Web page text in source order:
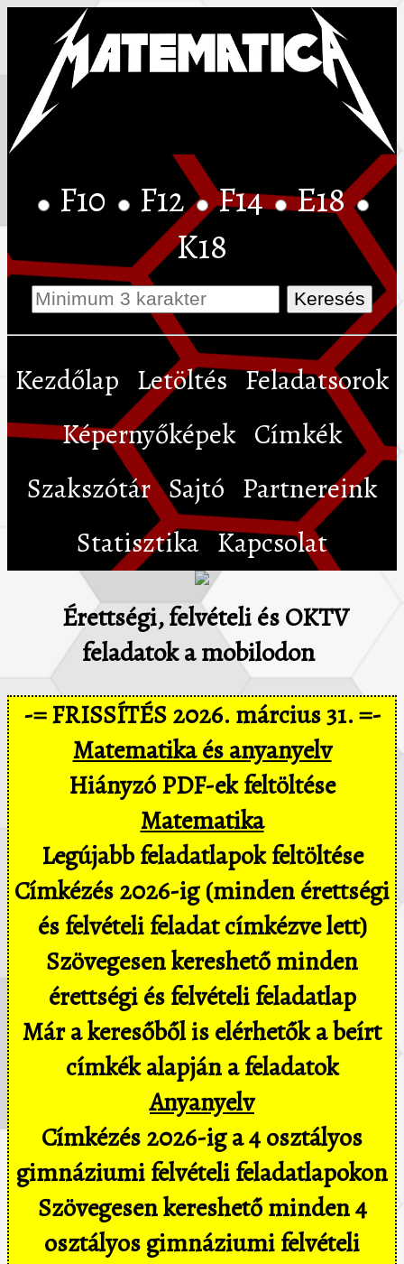
F10 F12 F14 E18
K18
Kezdőlap Letöltés Feladatsorok
Képernyőképek Címkék
Szakszótár Sajtó Partnereink
Statisztika Kapcsolat
Érettségi, felvételi és OKTV
feladatok a mobilodon
-= FRISSÍTÉS 2026. március 31. =-
Matematika és anyanyelv
Hiányzó PDF-ek feltöltése
Matematika
Legújabb feladatlapok feltöltése
Címkézés 2026-ig (minden érettségi
és felvételi feladat címkézve lett)
Szövegesen kereshető minden
érettségi és felvételi feladatlap
Már a keresőből is elérhetők a beírt
címkék alapján a feladatok
Anyanyelv
Címkézés 2026-ig a 4 osztályos
gimnáziumi felvételi feladatlapokon
Szövegesen kereshető minden 4
osztályos gimnáziumi felvételi